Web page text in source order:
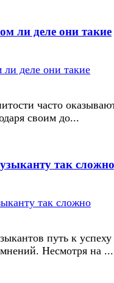
ли деле они такие
часто
своим до...
так сложно
путь к успеху
Несмотря на ...